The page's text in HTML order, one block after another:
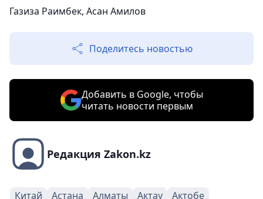
Газиза Раимбек, Асан Амилов
Поделитесь новостью
Добавить в Google, чтобы
читать новости первым
Редакция Zakon.kz
Китай Астана Алматы Актау Актобе